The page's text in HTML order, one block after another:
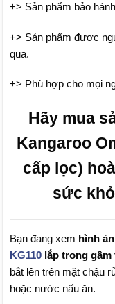
+> Sản phẩm bảo
+> Sản phẩm được
qua.
+> Phù hợp cho mọi
Hãy mua
Kangaroo
cấp lọc)
sức
Bạn đang xem hình
KG110lắp trong gầm
bắt lên trên mặt chậu
hoặc nước nấu ăn.